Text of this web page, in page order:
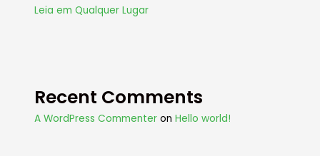
Leia em Qualquer Lugar
Recent Comments
A WordPress Commenter onHello world!